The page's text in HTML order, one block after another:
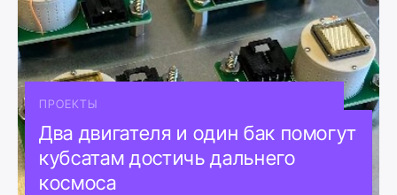
ПРОЕКТЫ
Два двигателя и один бак помогут
кубсатам достичь дальнего
космоса